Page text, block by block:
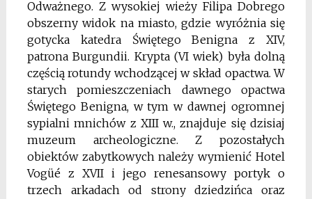
Odważnego. Z wysokiej wieży Filipa Dobrego
obszerny widok na miasto, gdzie wyróżnia się
gotycka katedra Świętego Benigna z XIV,
patrona Burgundii. Krypta (VI wiek) była dolną
częścią rotundy wchodzącej w skład opactwa. W
starych pomieszczeniach dawnego opactwa
Świętego Benigna, w tym w dawnej ogromnej
sypialni mnichów z XIII w., znajduje się dzisiaj
muzeum archeologiczne. Z pozostałych
obiektów zabytkowych należy wymienić Hotel
Vogüé z XVII i jego renesansowy portyk o
trzech arkadach od strony dziedzińca oraz